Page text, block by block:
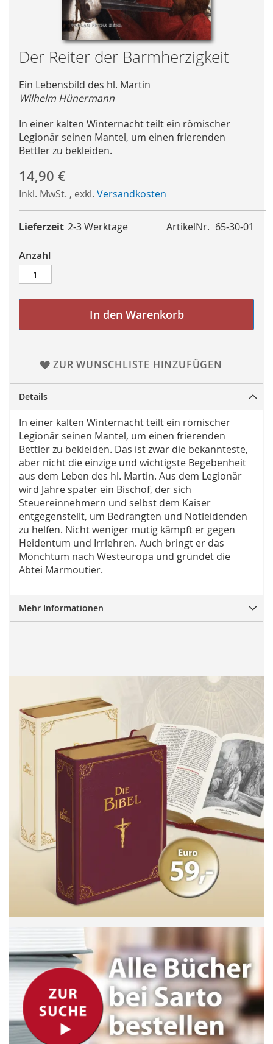
Skip
to
the
beginning
of
the
images
gallery
Der Reiter der Barmherzigkeit
Ein Lebensbild des hl. Martin
Wilhelm Hünermann
In einer kalten Winternacht teilt ein römischer
Legionär seinen Mantel, um einen frierenden
Bettler zu bekleiden.
14,90 €
Inkl. MwSt. , exkl. Versandkosten
ArtikelNr. 65-30-01
Lieferzeit 2-3 Werktage
Anzahl
In den Warenkorb
ZUR WUNSCHLISTE HINZUFÜGEN
Details
In einer kalten Winternacht teilt ein römischer
Legionär seinen Mantel, um einen frierenden
Bettler zu bekleiden. Das ist zwar die bekannteste,
aber nicht die einzige und wichtigste Begebenheit
aus dem Leben des hl. Martin. Aus dem Legionär
wird Jahre später ein Bischof, der sich
Steuereinnehmern und selbst dem Kaiser
entgegenstellt, um Bedrängten und Notleidenden
zu helfen. Nicht weniger mutig kämpft er gegen
Heidentum und Irrlehren. Auch bringt er das
Mönchtum nach Westeuropa und gründet die
Abtei Marmoutier.
Mehr Informationen